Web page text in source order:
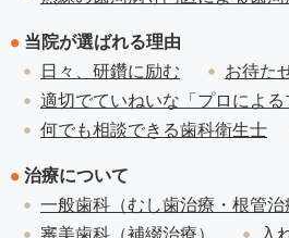
当院が選ばれる理由
日々、研鑽に励む
お待た
適切でていねいな「プロによ
何でも相談できる歯科衛生士
治療について
一般歯科（むし歯治療・根管治